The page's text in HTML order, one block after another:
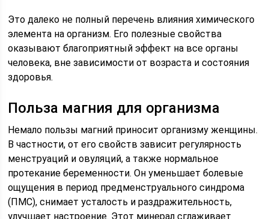
Это далеко не полный перечень влияния химического
элемента на организм. Его полезные свойства
оказывают благоприятный эффект на все органы
человека, вне зависимости от возраста и состояния
здоровья.
Польза магния для организма
Немало пользы магний приносит организму женщины.
В частности, от его свойств зависит регулярность
менструаций и овуляций, а также нормальное
протекание беременности. Он уменьшает болевые
ощущения в период предменструального синдрома
(ПМС), снимает усталость и раздражительность,
улучшает настроение. Этот минерал сглаживает